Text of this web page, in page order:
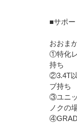
■サポー
おおま
①特化
持ち
②3.4T
ブ持ち
③ユニ
ノクの
④GRAD